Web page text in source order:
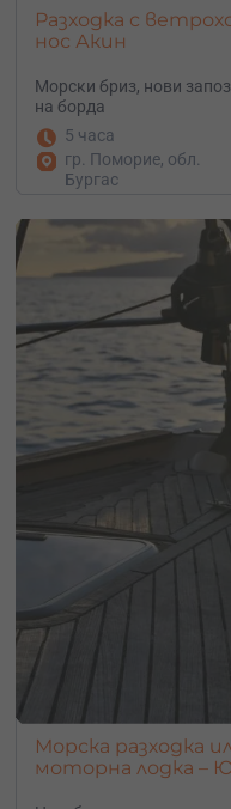
Разходка с
нос Акин
Морски бриз, нови
на борда
5 часа
гр. Поморие, обл.
Бургас
Морска разходка
моторна лодка –